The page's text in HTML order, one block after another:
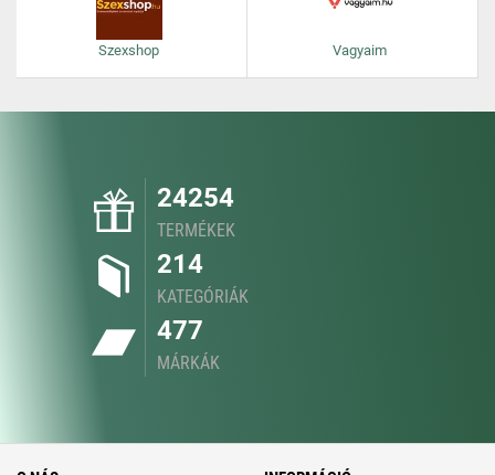
Szexshop Vagyaim
24254
TERMÉKEK
214
KATEGÓRIÁK
477
MÁRKÁK